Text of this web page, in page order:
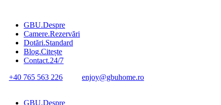
GBU.Despre
Camere.Rezervări
Dotări.Standard
Blog.Citește
Contact.24/7
+40 765 563 226
enjoy@gbuhome.ro
GBU.Despre